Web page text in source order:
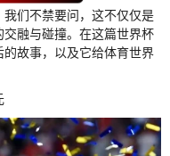
们不禁要问，这不仅仅是
融与碰撞。在这篇世界杯
故事，以及它给体育世界